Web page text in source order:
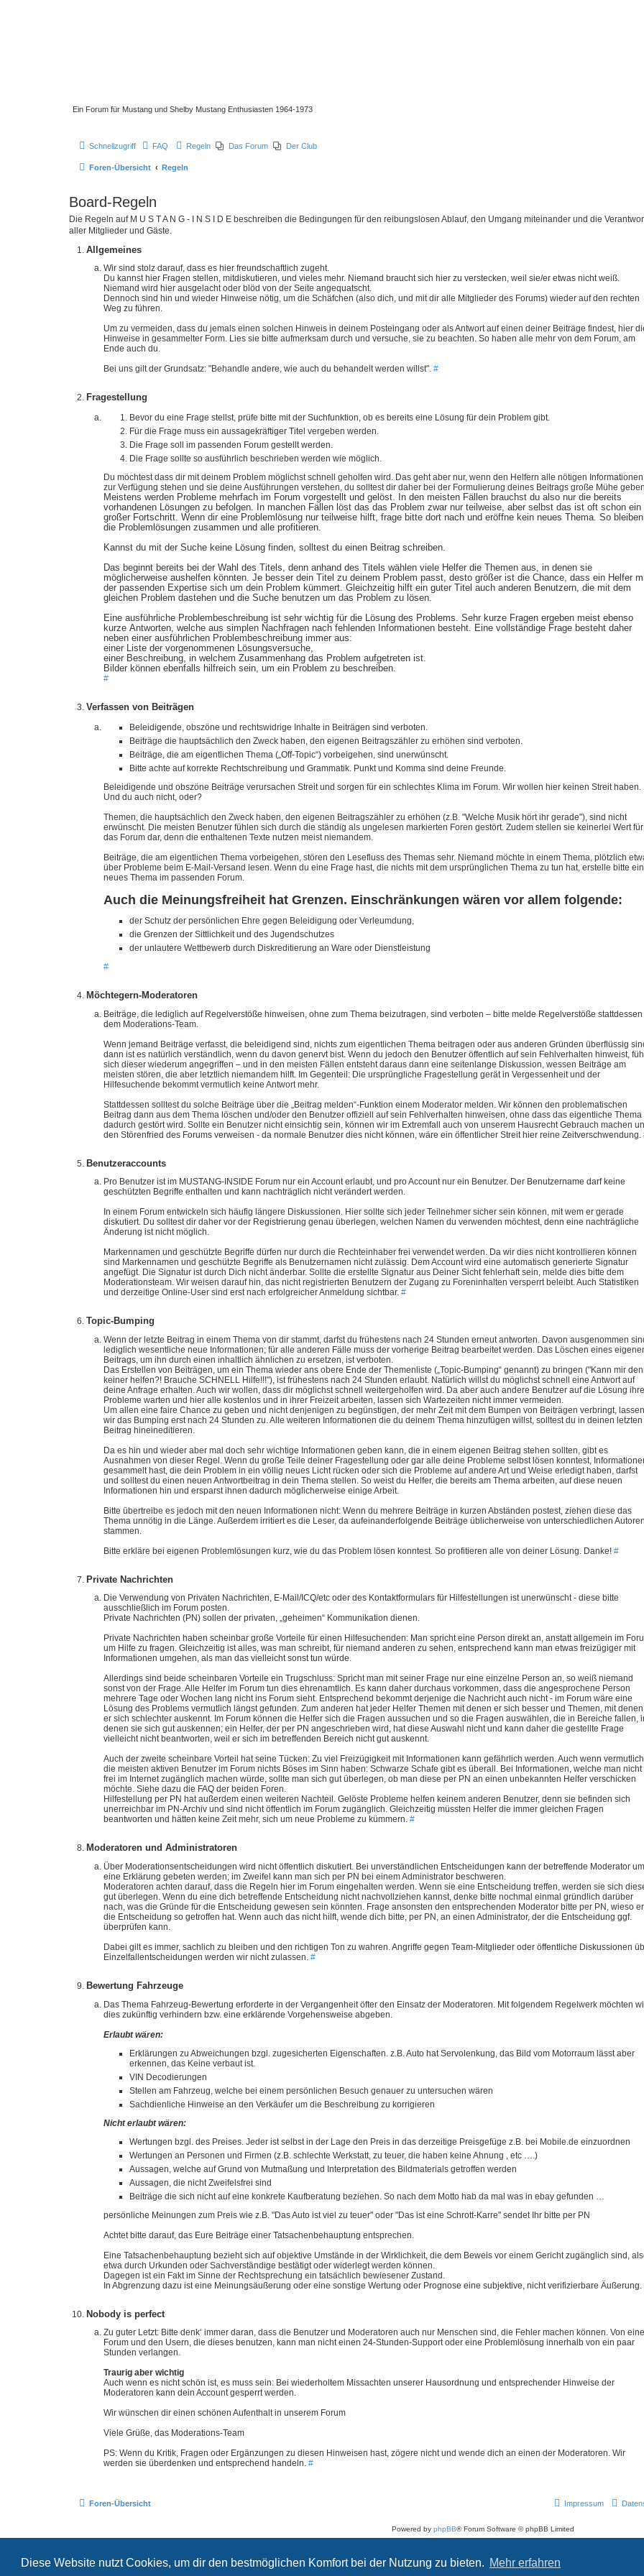
Diese Website nutzt Cookies, um dir den bestmöglichen Komfort bei der Nutzung zu bieten. Mehr erfahren
Ein Forum für Mustang und Shelby Mustang Enthusiasten 1964-1973
Schnellzugriff FAQ Regeln Das Forum Der Club
Foren-Übersicht Regeln
Board-Regeln
Die Regeln auf M U S T A N G - I N S I D E beschreiben die Bedingungen für den reibungslosen Ablauf, den Umgang miteinander und die
aller Mitglieder und Gäste.
Allgemeines
Wir sind stolz darauf, dass es hier freundschaftlich zugeht.
Du kannst hier Fragen stellen, mitdiskutieren, und vieles mehr. Niemand braucht sich hier zu verstecken, weil sie/er etwas nicht weiß.
Niemand wird hier ausgelacht oder blöd von der Seite angequatscht.
Dennoch sind hin und wieder Hinweise nötig, um die Schäfchen (also dich, und mit dir alle Mitglieder des Forums) wieder auf den rechten
Weg zu führen.
Um zu vermeiden, dass du jemals einen solchen Hinweis in deinem Posteingang oder als Antwort auf einen deiner Beiträge findest, hier
Hinweise in gesammelter Form. Lies sie bitte aufmerksam durch und versuche, sie zu beachten. So haben alle mehr von dem Forum, am
Ende auch du.
Bei uns gilt der Grundsatz: "Behandle andere, wie auch du behandelt werden willst". #
Fragestellung
Bevor du eine Frage stellst, prüfe bitte mit der Suchfunktion, ob es bereits eine Lösung für dein Problem gibt.
Für die Frage muss ein aussagekräftiger Titel vergeben werden.
Die Frage soll im passenden Forum gestellt werden.
Die Frage sollte so ausführlich beschrieben werden wie möglich.
Du möchtest dass dir mit deinem Problem möglichst schnell geholfen wird. Das geht aber nur, wenn den Helfern alle nötigen Informationen
zur Verfügung stehen und sie deine Ausführungen verstehen, du solltest dir daher bei der Formulierung deines Beitrags große Mühe
Meistens werden Probleme mehrfach im Forum vorgestellt und gelöst. In den meisten Fällen brauchst du also nur die bereits
vorhandenen Lösungen zu befolgen. In manchen Fällen löst das das Problem zwar nur teilweise, aber selbst das ist oft schon ein
großer Fortschritt. Wenn dir eine Problemlösung nur teilweise hilft, frage bitte dort nach und eröffne kein neues Thema. So bleiben
die Problemlösungen zusammen und alle profitieren.
Kannst du mit der Suche keine Lösung finden, solltest du einen Beitrag schreiben.
Das beginnt bereits bei der Wahl des Titels, denn anhand des Titels wählen viele Helfer die Themen aus, in denen sie
möglicherweise aushelfen könnten. Je besser dein Titel zu deinem Problem passt, desto größer ist die Chance, dass ein Helfer
der passenden Expertise sich um dein Problem kümmert. Gleichzeitig hilft ein guter Titel auch anderen Benutzern, die mit dem
gleichen Problem dastehen und die Suche benutzen um das Problem zu lösen.
Eine ausführliche Problembeschreibung ist sehr wichtig für die Lösung des Problems. Sehr kurze Fragen ergeben meist ebenso
kurze Antworten, welche aus simplen Nachfragen nach fehlenden Informationen besteht. Eine vollständige Frage besteht daher
neben einer ausführlichen Problembeschreibung immer aus:
einer Liste der vorgenommenen Lösungsversuche,
einer Beschreibung, in welchem Zusammenhang das Problem aufgetreten ist.
Bilder können ebenfalls hilfreich sein, um ein Problem zu beschreiben.
#
Verfassen von Beiträgen
Beleidigende, obszöne und rechtswidrige Inhalte in Beiträgen sind verboten.
Beiträge die hauptsächlich den Zweck haben, den eigenen Beitragszähler zu erhöhen sind verboten.
Beiträge, die am eigentlichen Thema („Off-Topic“) vorbeigehen, sind unerwünscht.
Bitte achte auf korrekte Rechtschreibung und Grammatik. Punkt und Komma sind deine Freunde.
Beleidigende und obszöne Beiträge verursachen Streit und sorgen für ein schlechtes Klima im Forum. Wir wollen hier keinen Streit haben.
Und du auch nicht, oder?
Themen, die hauptsächlich den Zweck haben, den eigenen Beitragszähler zu erhöhen (z.B. "Welche Musik hört ihr gerade"), sind nicht
erwünscht. Die meisten Benutzer fühlen sich durch die ständig als ungelesen markierten Foren gestört. Zudem stellen sie keinerlei Wert für
das Forum dar, denn die enthaltenen Texte nutzen meist niemandem.
Beiträge, die am eigentlichen Thema vorbeigehen, stören den Lesefluss des Themas sehr. Niemand möchte in einem Thema, plötzlich
über Probleme beim E-Mail-Versand lesen. Wenn du eine Frage hast, die nichts mit dem ursprünglichen Thema zu tun hat, erstelle bitte ein
neues Thema im passenden Forum.
Auch die Meinungsfreiheit hat Grenzen. Einschränkungen wären vor allem folgende:
der Schutz der persönlichen Ehre gegen Beleidigung oder Verleumdung,
die Grenzen der Sittlichkeit und des Jugendschutzes
der unlautere Wettbewerb durch Diskreditierung an Ware oder Dienstleistung
#
Möchtegern-Moderatoren
Beiträge, die lediglich auf Regelverstöße hinweisen, ohne zum Thema beizutragen, sind verboten – bitte melde Regelverstöße stattdessen
dem Moderations-Team.
Wenn jemand Beiträge verfasst, die beleidigend sind, nichts zum eigentlichen Thema beitragen oder aus anderen Gründen überflüssig
dann ist es natürlich verständlich, wenn du davon genervt bist. Wenn du jedoch den Benutzer öffentlich auf sein Fehlverhalten hinweist,
sich dieser wiederum angegriffen – und in den meisten Fällen entsteht daraus dann eine seitenlange Diskussion, wessen Beiträge am
meisten stören, die aber letztlich niemandem hilft. Im Gegenteil: Die ursprüngliche Fragestellung gerät in Vergessenheit und der
Hilfesuchende bekommt vermutlich keine Antwort mehr.
Stattdessen solltest du solche Beiträge über die „Beitrag melden“-Funktion einem Moderator melden. Wir können den problematischen
Beitrag dann aus dem Thema löschen und/oder den Benutzer offiziell auf sein Fehlverhalten hinweisen, ohne dass das eigentliche Thema
dadurch gestört wird. Sollte ein Benutzer nicht einsichtig sein, können wir im Extremfall auch von unserem Hausrecht Gebrauch machen
den Störenfried des Forums verweisen - da normale Benutzer dies nicht können, wäre ein öffentlicher Streit hier reine Zeitverschwendung.
Benutzeraccounts
Pro Benutzer ist im MUSTANG-INSIDE Forum nur ein Account erlaubt, und pro Account nur ein Benutzer. Der Benutzername darf keine
geschützten Begriffe enthalten und kann nachträglich nicht verändert werden.
In einem Forum entwickeln sich häufig längere Diskussionen. Hier sollte sich jeder Teilnehmer sicher sein können, mit wem er gerade
diskutiert. Du solltest dir daher vor der Registrierung genau überlegen, welchen Namen du verwenden möchtest, denn eine nachträgliche
Änderung ist nicht möglich.
Markennamen und geschützte Begriffe dürfen nur durch die Rechteinhaber frei verwendet werden. Da wir dies nicht kontrollieren können
sind Markennamen und geschützte Begriffe als Benutzernamen nicht zulässig. Dem Account wird eine automatisch generierte Signatur
angefügt. Die Signatur ist durch Dich nicht änderbar. Sollte die erstellte Signatur aus Deiner Sicht fehlerhaft sein, melde dies bitte dem
Moderationsteam. Wir weisen darauf hin, das nicht registrierten Benutzern der Zugang zu Foreninhalten versperrt beleibt. Auch Statistiken
und derzeitige Online-User sind erst nach erfolgreicher Anmeldung sichtbar. #
Topic-Bumping
Wenn der letzte Beitrag in einem Thema von dir stammt, darfst du frühestens nach 24 Stunden erneut antworten. Davon ausgenommen
lediglich wesentliche neue Informationen; für alle anderen Fälle muss der vorherige Beitrag bearbeitet werden. Das Löschen eines
Beitrags, um ihn durch einen inhaltlich ähnlichen zu ersetzen, ist verboten.
Das Erstellen von Beiträgen, um ein Thema wieder ans obere Ende der Themenliste („Topic-Bumping“ genannt) zu bringen ("Kann mir
keiner helfen?! Brauche SCHNELL Hilfe!!!"), ist frühestens nach 24 Stunden erlaubt. Natürlich willst du möglichst schnell eine Antwort auf
deine Anfrage erhalten. Auch wir wollen, dass dir möglichst schnell weitergeholfen wird. Da aber auch andere Benutzer auf die Lösung
Probleme warten und hier alle kostenlos und in ihrer Freizeit arbeiten, lassen sich Wartezeiten nicht immer vermeiden.
Um allen eine faire Chance zu geben und nicht denjenigen zu begünstigen, der mehr Zeit mit dem Bumpen von Beiträgen verbringt, lassen
wir das Bumping erst nach 24 Stunden zu. Alle weiteren Informationen die du deinem Thema hinzufügen willst, solltest du in deinen letzten
Beitrag hineineditieren.
Da es hin und wieder aber mal doch sehr wichtige Informationen geben kann, die in einem eigenen Beitrag stehen sollten, gibt es
Ausnahmen von dieser Regel. Wenn du große Teile deiner Fragestellung oder gar alle deine Probleme selbst lösen konntest,
gesammelt hast, die dein Problem in ein völlig neues Licht rücken oder sich die Probleme auf andere Art und Weise erledigt haben, darfst
und solltest du einen neuen Antwortbeitrag in dein Thema stellen. So weist du Helfer, die bereits am Thema arbeiten, auf diese neuen
Informationen hin und ersparst ihnen dadurch möglicherweise einige Arbeit.
Bitte übertreibe es jedoch mit den neuen Informationen nicht: Wenn du mehrere Beiträge in kurzen Abständen postest, ziehen diese das
Thema unnötig in die Länge. Außerdem irritiert es die Leser, da aufeinanderfolgende Beiträge üblicherweise von unterschiedlichen
stammen.
Bitte erkläre bei eigenen Problemlösungen kurz, wie du das Problem lösen konntest. So profitieren alle von deiner Lösung. Danke! #
Private Nachrichten
Die Verwendung von Privaten Nachrichten, E-Mail/ICQ/etc oder des Kontaktformulars für Hilfestellungen ist unerwünscht - diese bitte
ausschließlich im Forum posten.
Private Nachrichten (PN) sollen der privaten, „geheimen“ Kommunikation dienen.
Private Nachrichten haben scheinbar große Vorteile für einen Hilfesuchenden: Man spricht eine Person direkt an, anstatt allgemein im
um Hilfe zu fragen. Gleichzeitig ist alles, was man schreibt, für niemand anderen zu sehen, entsprechend kann man etwas freizügiger mit
Informationen umgehen, als man das vielleicht sonst tun würde.
Allerdings sind beide scheinbaren Vorteile ein Trugschluss: Spricht man mit seiner Frage nur eine einzelne Person an, so weiß niemand
sonst von der Frage. Alle Helfer im Forum tun dies ehrenamtlich. Es kann daher durchaus vorkommen, dass die angesprochene Person
mehrere Tage oder Wochen lang nicht ins Forum sieht. Entsprechend bekommt derjenige die Nachricht auch nicht - im Forum wäre eine
Lösung des Problems vermutlich längst gefunden. Zum anderen hat jeder Helfer Themen mit denen er sich besser und Themen, mit denen
er sich schlechter auskennt. Im Forum können die Helfer sich die Fragen aussuchen und so die Fragen auswählen, die in Bereiche fallen,
denen sie sich gut auskennen; ein Helfer, der per PN angeschrieben wird, hat diese Auswahl nicht und kann daher die gestellte Frage
vielleicht nicht beantworten, weil er sich im betreffenden Bereich nicht gut auskennt.
Auch der zweite scheinbare Vorteil hat seine Tücken: Zu viel Freizügigkeit mit Informationen kann gefährlich werden. Auch wenn vermutlich
die meisten aktiven Benutzer im Forum nichts Böses im Sinn haben: Schwarze Schafe gibt es überall. Bei Informationen, welche man nicht
frei im Internet zugänglich machen würde, sollte man sich gut überlegen, ob man diese per PN an einen unbekannten Helfer verschicken
möchte. Siehe dazu die FAQ der beiden Foren.
Hilfestellung per PN hat außerdem einen weiteren Nachteil. Gelöste Probleme helfen keinem anderen Benutzer, denn sie befinden sich
unerreichbar im PN-Archiv und sind nicht öffentlich im Forum zugänglich. Gleichzeitig müssten Helfer die immer gleichen Fragen
beantworten und hätten keine Zeit mehr, sich um neue Probleme zu kümmern. #
Moderatoren und Administratoren
Über Moderationsentscheidungen wird nicht öffentlich diskutiert. Bei unverständlichen Entscheidungen kann der betreffende Moderator um
eine Erklärung gebeten werden; im Zweifel kann man sich per PN bei einem Administrator beschweren.
Moderatoren achten darauf, dass die Regeln hier im Forum eingehalten werden. Wenn sie eine Entscheidung treffen, werden sie sich
gut überlegen. Wenn du eine dich betreffende Entscheidung nicht nachvollziehen kannst, denke bitte nochmal einmal gründlich darüber
nach, was die Gründe für die Entscheidung gewesen sein könnten. Frage ansonsten den entsprechenden Moderator bitte per PN, wieso er
die Entscheidung so getroffen hat. Wenn auch das nicht hilft, wende dich bitte, per PN, an einen Administrator, der die Entscheidung ggf.
überprüfen kann.
Dabei gilt es immer, sachlich zu bleiben und den richtigen Ton zu wahren. Angriffe gegen Team-Mitglieder oder öffentliche Diskussionen
Einzelfallentscheidungen werden wir nicht zulassen. #
Bewertung Fahrzeuge
Das Thema Fahrzeug-Bewertung erforderte in der Vergangenheit öfter den Einsatz der Moderatoren. Mit folgendem Regelwerk möchten
dies zukünftig verhindern bzw. eine erklärende Vorgehensweise abgeben.
Erlaubt wären:
Erklärungen zu Abweichungen bzgl. zugesicherten Eigenschaften. z.B. Auto hat Servolenkung, das Bild vom Motorraum lässt aber
erkennen, das Keine verbaut ist.
VIN Decodierungen
Stellen am Fahrzeug, welche bei einem persönlichen Besuch genauer zu untersuchen wären
Sachdienliche Hinweise an den Verkäufer um die Beschreibung zu korrigieren
Nicht erlaubt wären:
Wertungen bzgl. des Preises. Jeder ist selbst in der Lage den Preis in das derzeitige Preisgefüge z.B. bei Mobile.de einzuordnen
Wertungen an Personen und Firmen (z.B. schlechte Werkstatt, zu teuer, die haben keine Ahnung , etc ….)
Aussagen, welche auf Grund von Mutmaßung und Interpretation des Bildmaterials getroffen werden
Aussagen, die nicht Zweifelsfrei sind
Beiträge die sich nicht auf eine konkrete Kaufberatung beziehen. So nach dem Motto hab da mal was in ebay gefunden …
persönliche Meinungen zum Preis wie z.B. "Das Auto ist viel zu teuer" oder "Das ist eine Schrott-Karre" sendet Ihr bitte per PN
Achtet bitte darauf, das Eure Beiträge einer Tatsachenbehauptung entsprechen.
Eine Tatsachenbehauptung bezieht sich auf objektive Umstände in der Wirklichkeit, die dem Beweis vor einem Gericht zugänglich sind,
etwa durch Urkunden oder Sachverständige bestätigt oder widerlegt werden können.
Dagegen ist ein Fakt im Sinne der Rechtsprechung ein tatsächlich bewiesener Zustand.
In Abgrenzung dazu ist eine Meinungsäußerung oder eine sonstige Wertung oder Prognose eine subjektive, nicht verifizierbare Äußerung.
Nobody is perfect
Zu guter Letzt: Bitte denk‘ immer daran, dass die Benutzer und Moderatoren auch nur Menschen sind, die Fehler machen können. Von
Forum und den Usern, die dieses benutzen, kann man nicht einen 24-Stunden-Support oder eine Problemlösung innerhalb von ein paar
Stunden verlangen.
Traurig aber wichtig
Auch wenn es nicht schön ist, es muss sein: Bei wiederholtem Missachten unserer Hausordnung und entsprechender Hinweise der
Moderatoren kann dein Account gesperrt werden.
Wir wünschen dir einen schönen Aufenthalt in unserem Forum
Viele Grüße, das Moderations-Team
PS: Wenn du Kritik, Fragen oder Ergänzungen zu diesen Hinweisen hast, zögere nicht und wende dich an einen der Moderatoren. Wir
werden sie überdenken und entsprechend handeln. #
Foren-Übersicht Impressum
Powered by phpBB® Forum Software © phpBB Limited